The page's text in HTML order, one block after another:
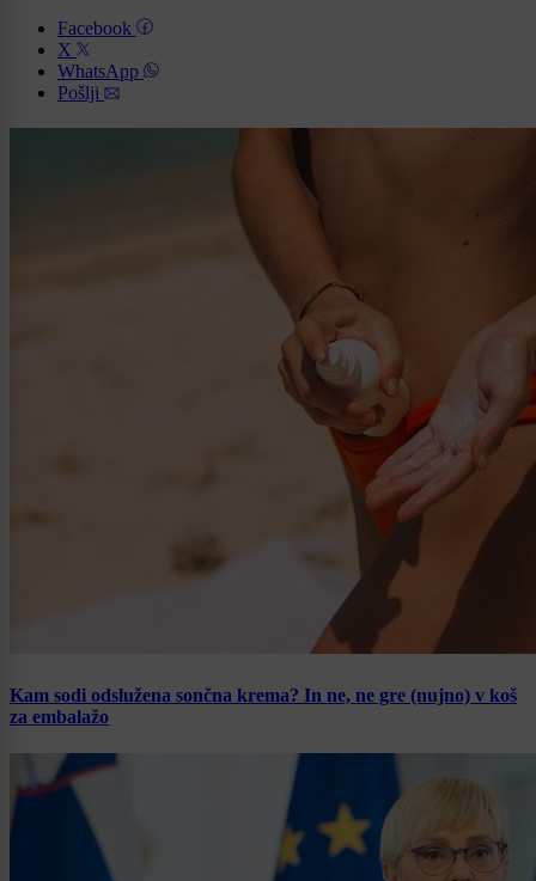
Facebook
X
WhatsApp
Pošlji
Kam sodi odslužena sončna krema? In ne, ne gre (nujno) v koš
za embalažo